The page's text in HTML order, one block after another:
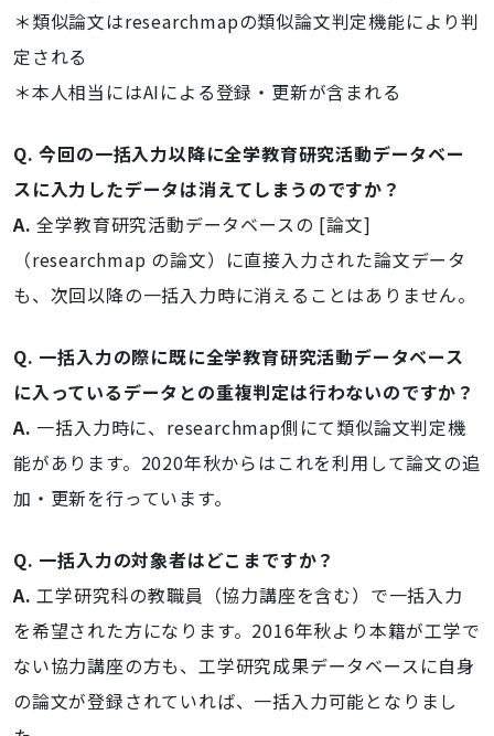
＊類似論文はresearchmapの類似論文判定機能により判
定される
＊本人相当にはAIによる登録・更新が含まれる
Q. 今回の一括入力以降に全学教育研究活動データベー
スに入力したデータは消えてしまうのですか？
A. 全学教育研究活動データベースの [論文]
（researchmap の論文）に直接入力された論文データ
も、次回以降の一括入力時に消えることはありません。
Q. 一括入力の際に既に全学教育研究活動データベース
に入っているデータとの重複判定は行わないのですか？
A. 一括入力時に、researchmap側にて類似論文判定機
能があります。2020年秋からはこれを利用して論文の追
加・更新を行っています。
Q. 一括入力の対象者はどこまですか？
A. 工学研究科の教職員（協力講座を含む）で一括入力
を希望された方になります。2016年秋より本籍が工学で
ない協力講座の方も、工学研究成果データベースに自身
の論文が登録されていれば、一括入力可能となりまし